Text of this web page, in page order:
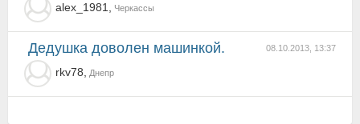
alex_1981, Черкассы
08.10.2013, 13:37
Дедушка доволен машинкой.
rkv78, Днепр